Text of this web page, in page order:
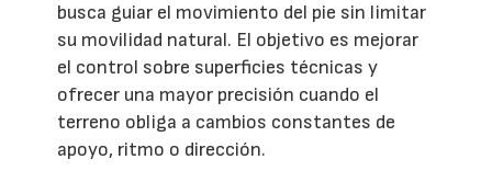
busca guiar el movimiento del pie sin limitar
su movilidad natural. El objetivo es mejorar
el control sobre superficies técnicas y
ofrecer una mayor precisión cuando el
terreno obliga a cambios constantes de
apoyo, ritmo o dirección.